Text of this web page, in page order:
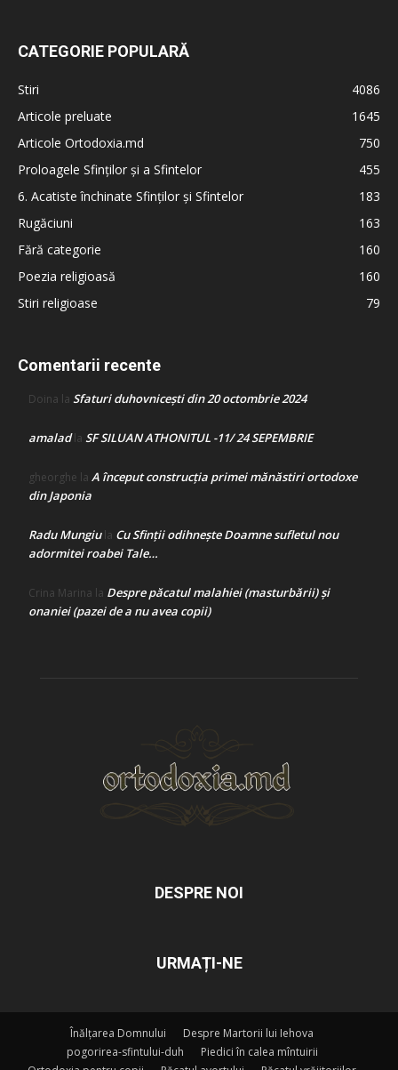
CATEGORIE POPULARĂ
Stiri
4086
Articole preluate
1645
Articole Ortodoxia.md
750
Proloagele Sfinților și a Sfintelor
455
6. Acatiste închinate Sfinților și Sfintelor
183
Rugăciuni
163
Fără categorie
160
Poezia religioasă
160
Stiri religioase
79
Comentarii recente
Doina la Sfaturi duhovnicești din 20 octombrie 2024
amaladla SF SILUAN ATHONITUL -11/ 24 SEPEMBRIE
gheorghe la A început construcţia primei mănăstiri ortodoxe
din Japonia
Radu Mungiula Cu Sfinții odihnește Doamne sufletul nou
adormitei roabei Tale…
Crina Marina la Despre păcatul malahiei (masturbării) şi
onaniei (pazei de a nu avea copii)
DESPRE NOI
URMAȚI-NE
Înălțarea Domnului
Despre Martorii lui Iehova
pogorirea-sfintului-duh
Piedici în calea mîntuirii